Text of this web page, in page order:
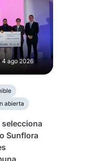
4 ago 2026
abierta
Sunflora